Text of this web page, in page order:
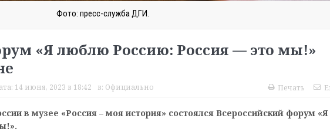
Фото: пресс-служба ДГИ.
«Я люблю Россию: Россия — это мы!»
14 июня, 2023 в 18:42 в: Официально Печать
в музее «Россия – моя история» состоялся Всероссийский форум «Я